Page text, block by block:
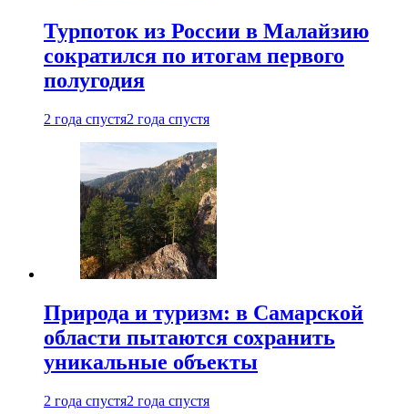
Турпоток из России в Малайзию
сократился по итогам первого
полугодия
2 года спустя2 года спустя
Природа и туризм: в Самарской
области пытаются сохранить
уникальные объекты
2 года спустя2 года спустя